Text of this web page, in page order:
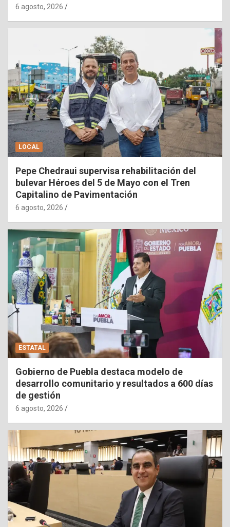
6 agosto, 2026
LOCAL
Pepe Chedraui supervisa rehabilitación del
bulevar Héroes del 5 de Mayo con el Tren
Capitalino de Pavimentación
6 agosto, 2026
ESTATAL
Gobierno de Puebla destaca modelo de
desarrollo comunitario y resultados a 600 días
de gestión
6 agosto, 2026